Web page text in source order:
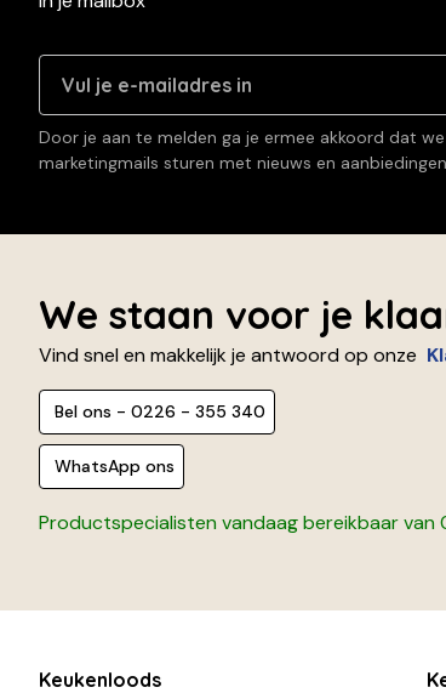
Door je aan te melden ga je ermee akkoord dat
marketingmails sturen met nieuws en
We staan voor je
Vind snel en makkelijk je antwoord op onze
Bel ons - 0226 - 355 340
WhatsApp ons
Productspecialisten vandaag bereikbaar
Keukenloods